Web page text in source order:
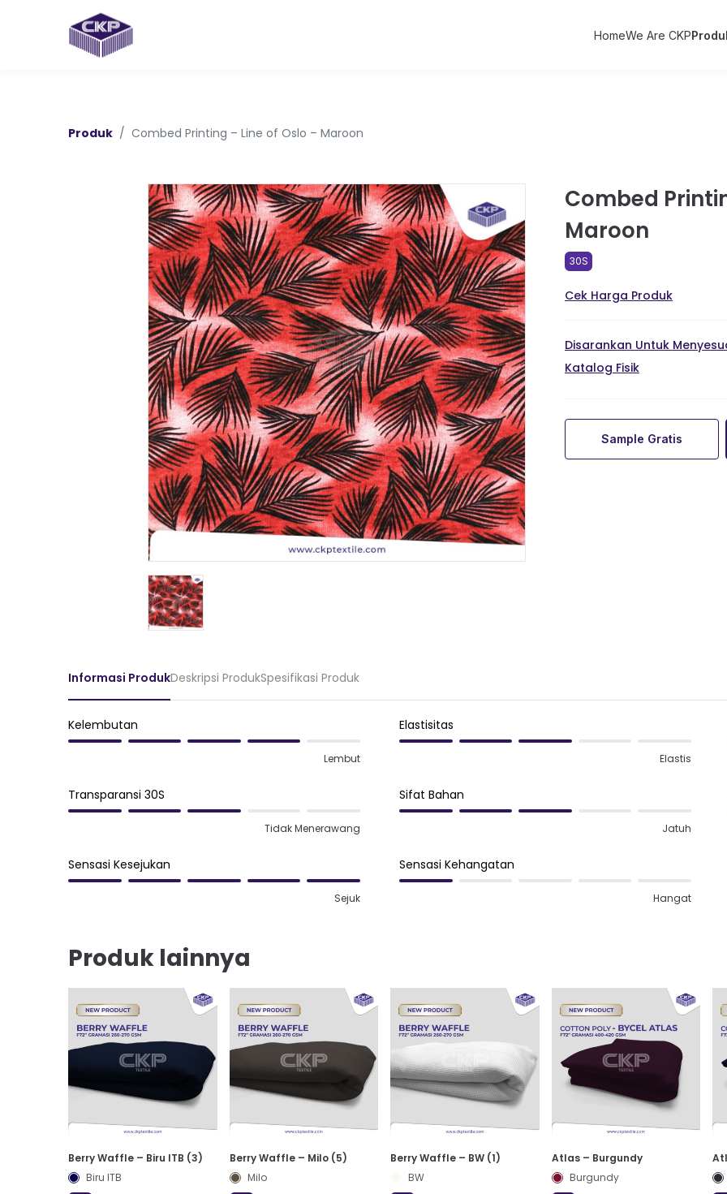
HomeWe Are CKP
Produk Combed Printing – Line of Oslo – Maroon
Combed
Maroon
30S
Cek Harga Produk
Disarankan Untuk
Katalog Fisik
Sample Gratis
Informasi ProdukDeskripsi ProdukSpesifikasi Produk
Kelembutan
Lembut
Elastisitas
Elastis
Transparansi 30S
Tidak Menerawang
Sifat Bahan
Jatuh
Sensasi Kesejukan
Sejuk
Sensasi Kehangatan
Hangat
Produk lainnya
Berry Waffle – Biru ITB (3)
Biru ITB
Berry Waffle – Milo (5)
Milo
Berry Waffle – BW (1)
BW
Atlas – Burgundy
Burgundy